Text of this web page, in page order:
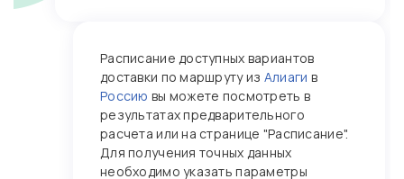
Расписание доступных вариантов
доставки по маршруту из Алиаги в
Россию вы можете посмотреть в
результатах предварительного
расчета или на странице "Расписание".
Для получения точных данных
необходимо указать параметры